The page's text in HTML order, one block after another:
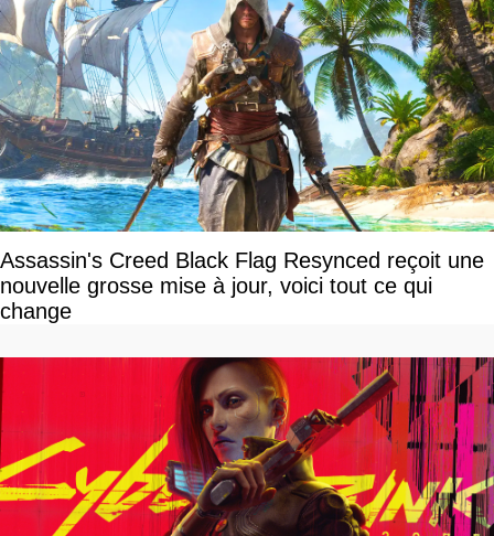
Assassin's Creed Black Flag Resynced reçoit une
nouvelle grosse mise à jour, voici tout ce qui
change